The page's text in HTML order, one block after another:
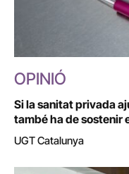
OPINIÓ
Si la sanitat privada
també ha de sostenir
UGT Catalunya